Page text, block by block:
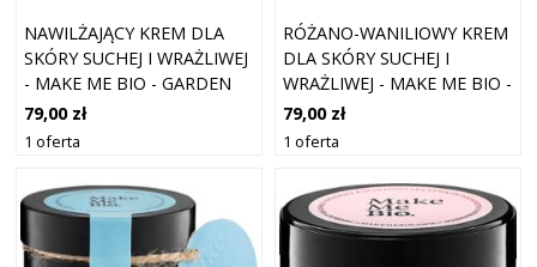
NAWILŻAJĄCY KREM DLA
SKÓRY SUCHEJ I WRAŻLIWEJ
- MAKE ME BIO - GARDEN
ROSES - 60 ML
79,00 zł
1 oferta
RÓŻANO-WANILIOWY KREM
DLA SKÓRY SUCHEJ I
WRAŻLIWEJ - MAKE ME BIO -
GARDEN ROSES & VANILLA -
60 ML
79,00 zł
1 oferta